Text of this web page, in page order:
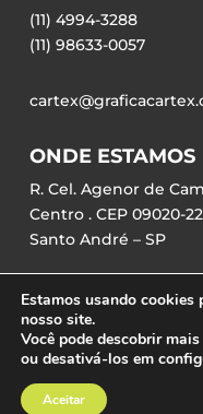
(11) 4994-3288
(11) 98633-0057
ONDE ESTAMOS
R. Cel. Agenor de
Centro . CEP 09020-
Santo André – SP
©2023 – Gráfica Cartex
Estamos usando cookies
nosso site.
Você pode descobrir
ou desativá-los em
Aceitar